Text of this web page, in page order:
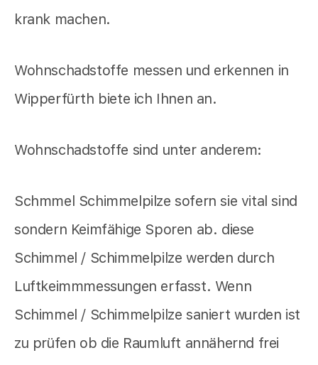
krank machen.
Wohnschadstoffe messen und erkennen in
Wipperfürth biete ich Ihnen an.
Wohnschadstoffe sind unter anderem:
Schmmel Schimmelpilze sofern sie vital sind
sondern Keimfähige Sporen ab. diese
Schimmel / Schimmelpilze werden durch
Luftkeimmmessungen erfasst. Wenn
Schimmel / Schimmelpilze saniert wurden ist
zu prüfen ob die Raumluft annähernd frei